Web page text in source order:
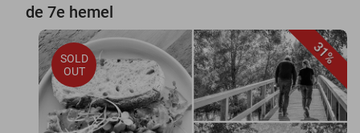
de 7e hemel
31%
SOLD
OUT